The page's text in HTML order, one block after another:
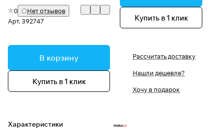
0
Нет отзывов
Арт.392747
В корзину
Купить в 1 клик
Характеристики
Купить в 1 клик
Рассчитать доставку
Нашли дешевле?
Хочу в подарок